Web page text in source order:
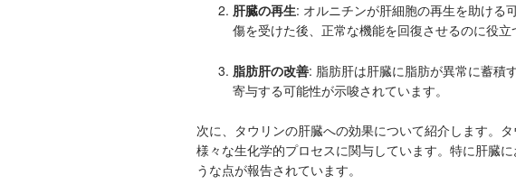
肝臓の再生: オルニチンが肝細胞の再生を助ける
傷を受けた後、正常な機能を回復させるのに役立
脂肪肝の改善: 脂肪肝は肝臓に脂肪が異常に蓄積
寄与する可能性が示唆されています。
次に、タウリンの肝臓への効果について紹介します。
様々な生化学的プロセスに関与しています。特に肝臓
うな点が報告されています。